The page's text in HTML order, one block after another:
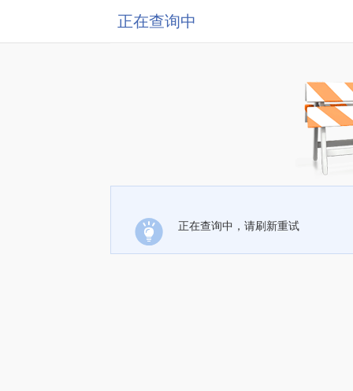
正在查询中
正在查询中，请刷新重试